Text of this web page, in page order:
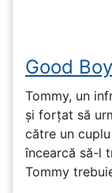
Good
Tommy, un
și forțat să
către un
încearcă să-l
Tommy